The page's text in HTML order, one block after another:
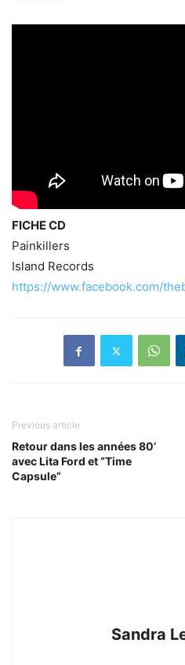
FICHE CD
Painkillers
Island Records
https://www.facebook.com/
Previous article
Retour dans les années 80’
avec Lita Ford et “Time
Capsule”
Sandra